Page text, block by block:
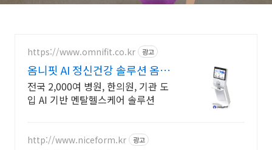
https://www.omnifit.co.kr 광고
옴니핏 AI 정신건강 솔루션 옴니
핏 마인드케어
전국 2,000여 병원, 한의원, 기관 도
입 AI 기반 멘탈헬스케어 솔루션
http://www.niceform.kr 광고